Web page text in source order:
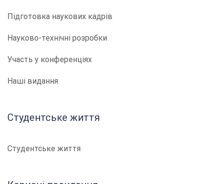
Підготовка наукових кадрів
Науково-технічні розробки
Участь у конференціях
Наші видання
Студентське життя
Студентське життя